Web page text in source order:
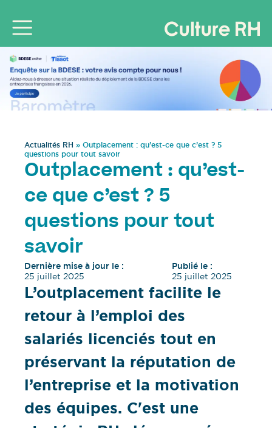
Actualités RH » Outplacement : qu’est-ce que c’est ? 5
questions pour tout savoir
Outplacement : qu’est-
ce que c’est ? 5
questions pour tout
savoir
Dernière mise à jour le :
25 juillet 2025
Publié le :
25 juillet 2025
L’outplacement facilite le
retour à l’emploi des
salariés licenciés tout en
préservant la réputation de
l’entreprise et la motivation
des équipes. C'est une